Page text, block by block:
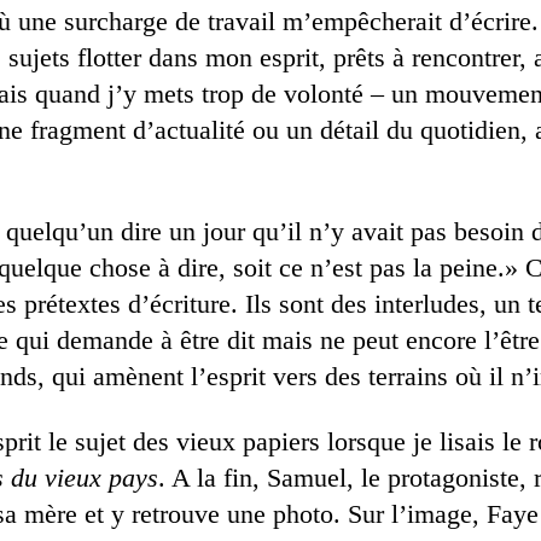
une surcharge de travail m’empêcherait
flotter dans mon esprit, prêts à rencontrer,
quand j’y mets trop de volonté – un
fragment d’actualité ou un détail du quotidien,
dire un jour qu’il n’y avait pas besoin
chose à dire, soit ce n’est pas la peine.»
prétextes d’écriture. Ils sont des interludes, un
qui demande à être dit mais ne peut encore
qui amènent l’esprit vers des terrains où il
le sujet des vieux papiers lorsque je lisais le
du vieux pays. A la fin, Samuel, le protagoniste,
mère et y retrouve une photo. Sur l’image,